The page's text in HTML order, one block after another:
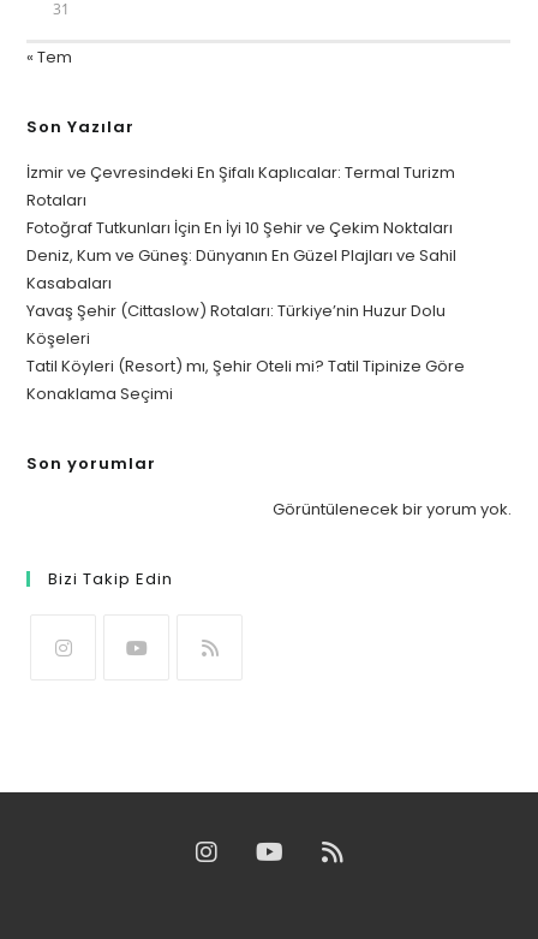
31
« Tem
Son Yazılar
İzmir ve Çevresindeki En Şifalı Kaplıcalar: Termal Turizm
Rotaları
Fotoğraf Tutkunları İçin En İyi 10 Şehir ve Çekim Noktaları
Deniz, Kum ve Güneş: Dünyanın En Güzel Plajları ve Sahil
Kasabaları
Yavaş Şehir (Cittaslow) Rotaları: Türkiye’nin Huzur Dolu
Köşeleri
Tatil Köyleri (Resort) mı, Şehir Oteli mi? Tatil Tipinize Göre
Konaklama Seçimi
Son yorumlar
Görüntülenecek bir yorum yok.
Bizi Takip Edin